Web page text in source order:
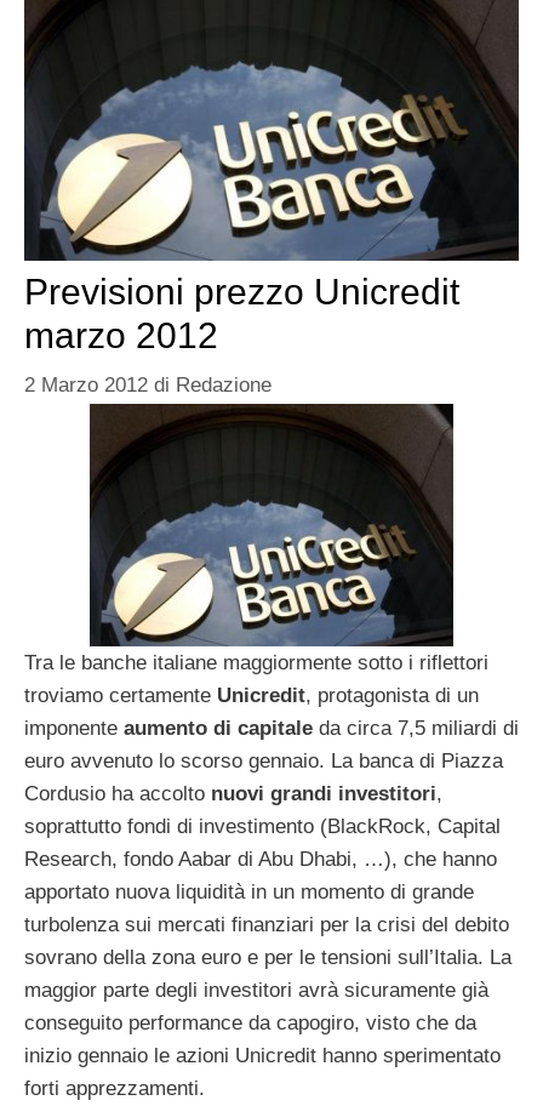
Previsioni prezzo Unicredit
marzo 2012
2 Marzo 2012 di Redazione
Tra le banche italiane maggiormente sotto i riflettori
troviamo certamente Unicredit, protagonista di un
imponente aumento di capitale da circa 7,5 miliardi di
euro avvenuto lo scorso gennaio. La banca di Piazza
Cordusio ha accolto nuovi grandi investitori,
soprattutto fondi di investimento (BlackRock, Capital
Research, fondo Aabar di Abu Dhabi, …), che hanno
apportato nuova liquidità in un momento di grande
turbolenza sui mercati finanziari per la crisi del debito
sovrano della zona euro e per le tensioni sull’Italia. La
maggior parte degli investitori avrà sicuramente già
conseguito performance da capogiro, visto che da
inizio gennaio le azioni Unicredit hanno sperimentato
forti apprezzamenti.